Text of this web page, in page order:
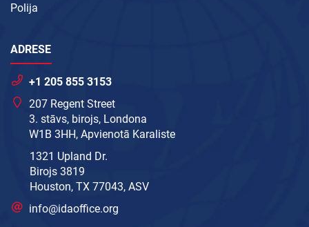
Polija
ADRESE
+1 205 855 3153
207 Regent Street
3. stāvs, birojs, Londona
W1B 3HH, Apvienotā Karaliste
1321 Upland Dr.
Birojs 3819
Houston, TX 77043, ASV
info@idaoffice.org